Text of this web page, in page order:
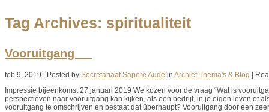
Tag Archives: spiritualiteit
Vooruitgang
feb 9, 2019 | Posted by Secretariaat Sapere Aude in Archief Thema's & Blog |
Impressie bijeenkomst 27 januari 2019 We kozen voor de vraag “Wat is
perspectieven naar vooruitgang kan kijken, als een bedrijf, in je eigen leven of
vooruitgang te omschrijven en bestaat dat überhaupt? Vooruitgang door een